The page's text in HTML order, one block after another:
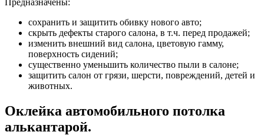
сохранить и защитить обивку нового авто;
скрыть дефекты старого салона, в т.ч. перед продажей;
изменить внешний вид салона, цветовую гамму,
поверхность сидений;
существенно уменьшить количество пыли в салоне;
защитить салон от грязи, шерсти, повреждений, детей и
животных.
Оклейка автомобильного потолка
алькантарой.